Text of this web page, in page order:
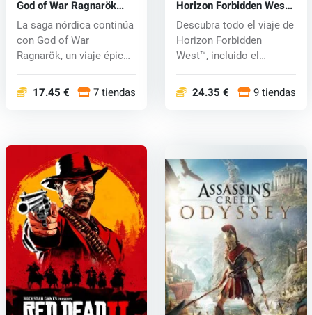
God of War Ragnarök
(PS5) key
La saga nórdica continúa
con God of War
Ragnarök, un viaje épico
17.45 € 7 tiendas
Horizon Forbidden West
(PS4/PS5) key
Descubra todo el viaje de
Horizon Forbidden
West™, incluido el
24.35 € 9 tiendas